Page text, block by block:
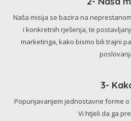
Naša misija se bazira na
i konkretnih rješenja, te
marketinga, kako bismo bili trajni
3-
Popunjavanjem jednostavne forme
Vi htjeli da ga